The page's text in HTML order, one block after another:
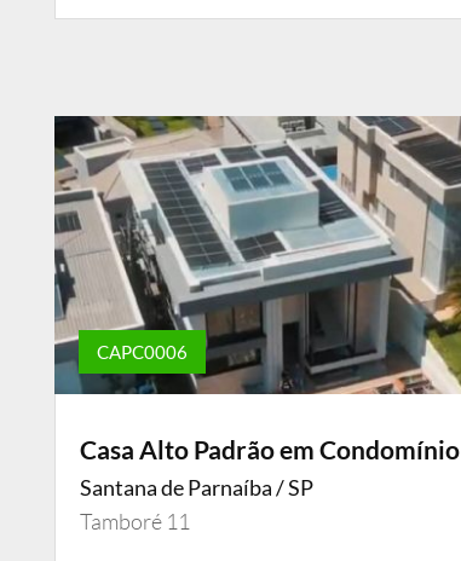
CAPC0006
Casa Alto Padrão em Condomínio
Santana de Parnaíba / SP
Tamboré 11